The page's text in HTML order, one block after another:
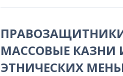
МАССОВЫЕ КАЗНИ
ЭТНИЧЕСКИХ